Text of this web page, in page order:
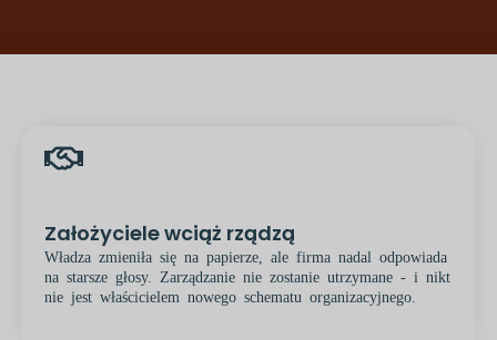
Założyciele wciąż rządzą
Władza zmieniła się na papierze, ale firma nadal odpowiada
na starsze głosy. Zarządzanie nie zostanie utrzymane - i nikt
nie jest właścicielem nowego schematu organizacyjnego.